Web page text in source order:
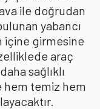
ile doğrudan
yabancı
içine girmesine
araç
sağlıklı
hem temiz hem